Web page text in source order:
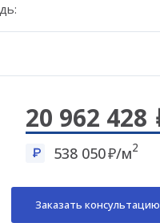
20 962 428
538 050 /м2
Заказать консультацию